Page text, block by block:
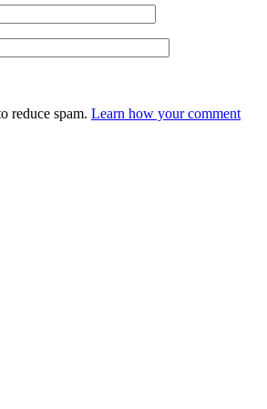
reduce spam. Learn how your comment